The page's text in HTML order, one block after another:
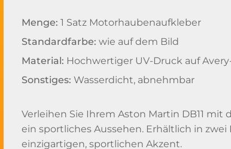
Menge: 1 Satz Motorhaubenaufkleber
Standardfarbe: wie auf dem Bild
Material: Hochwertiger UV-Druck auf
Sonstiges: Wasserdicht, abnehmbar
Verleihen Sie Ihrem Aston Martin DB11
ein sportliches Aussehen. Erhältlich in
einzigartigen, sportlichen Akzent.